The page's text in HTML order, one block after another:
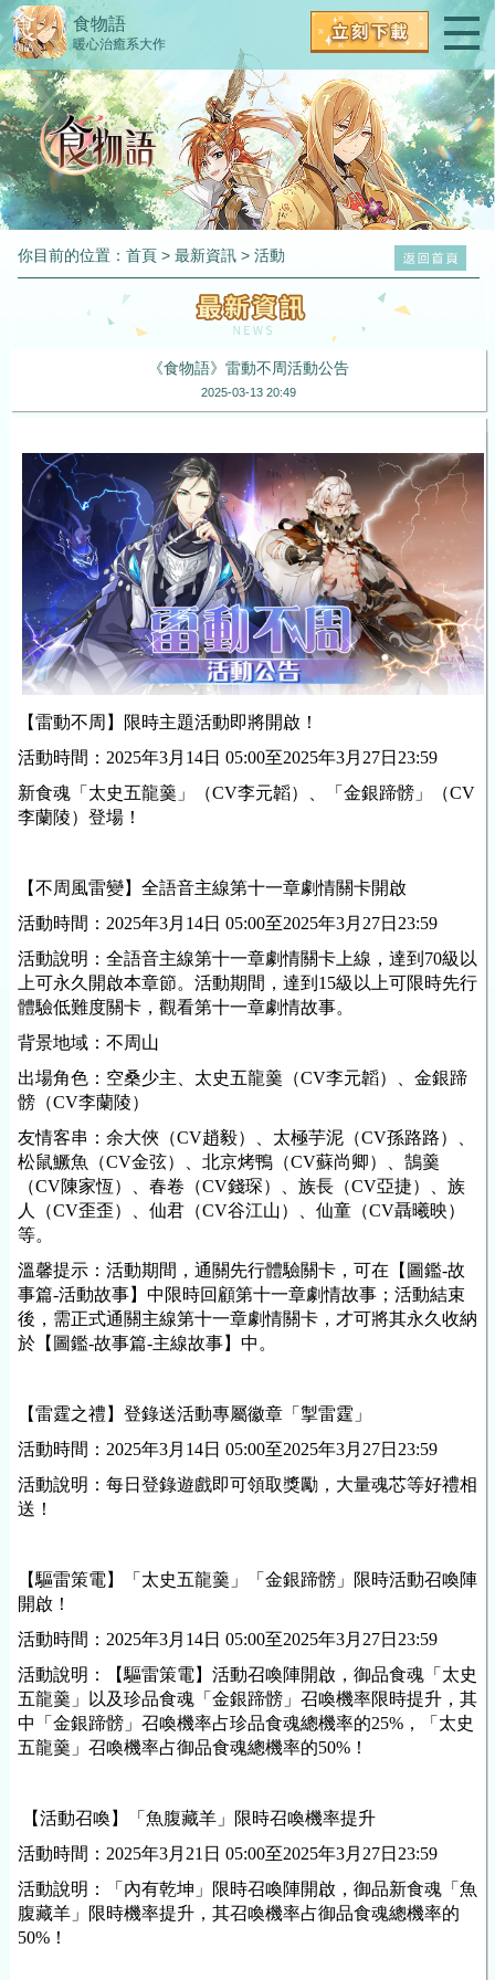
食物語
暖心治癒系大作
你目前的位置：首頁 >最新資訊 >活動
《食物語》雷動不周活動公告
2025-03-13 20:49
【雷動不周】限時主題活動即將開啟！
活動時間：2025年3月14日 05:00至2025年3月27日23:59
新食魂「太史五龍羹」（CV李元韜）、「金銀蹄髈」（CV
李蘭陵）登場！
【不周風雷變】全語音主線第十一章劇情關卡開啟
活動時間： 2025年3月14日 05:00至2025年3月27日23:59
活動說明：全語音主線第十一章劇情關卡上線，達到70級以
上可永久開啟本章節。活動期間，達到15級以上可限時先行
體驗低難度關卡，觀看第十一章劇情故事。
背景地域：不周山
出場角色：空桑少主、太史五龍羹（CV李元韜）、金銀蹄
髈（CV李蘭陵）
友情客串：余大俠（CV趙毅）、太極芋泥（CV孫路路）、
松鼠鱖魚（CV金弦）、北京烤鴨（CV蘇尚卿）、鵠羹
（CV陳家恆）、春卷（CV錢琛）、族長（CV亞捷）、族
人（CV歪歪）、仙君（CV谷江山）、仙童（CV聶曦映）
等。
溫馨提示：活動期間，通關先行體驗關卡，可在【圖鑑-故
事篇-活動故事】中限時回顧第十一章劇情故事；活動結束
後，需正式通關主線第十一章劇情關卡，才可將其永久收納
於【圖鑑-故事篇-主線故事】中。
【雷霆之禮】登錄送活動專屬徽章「掣雷霆」
活動時間： 2025年3月14日 05:00至2025年3月27日23:59
活動說明：每日登錄遊戲即可領取獎勵，大量魂芯等好禮相
送！
【驅雷策電】「太史五龍羹」「金銀蹄髈」限時活動召喚陣
開啟！
活動時間：2025年3月14日 05:00至2025年3月27日23:59
活動說明：【驅雷策電】活動召喚陣開啟，御品食魂「太史
五龍羹」以及珍品食魂「金銀蹄髈」召喚機率限時提升，其
中「金銀蹄髈」召喚機率占珍品食魂總機率的25%，「太史
五龍羹」召喚機率占御品食魂總機率的50%！
【活動召喚】「魚腹藏羊」限時召喚機率提升
活動時間： 2025年3月21日 05:00至2025年3月27日23:59
活動說明：「內有乾坤」限時召喚陣開啟，御品新食魂「魚
腹藏羊」限時機率提升，其召喚機率占御品食魂總機率的
50%！